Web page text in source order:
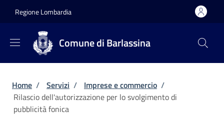
Regione Lombardia
Comune di Barlassina
Briciole di pane
Home / Servizi / Imprese e commercio /
Rilascio dell'autorizzazione per lo svolgimento di
pubblicità fonica